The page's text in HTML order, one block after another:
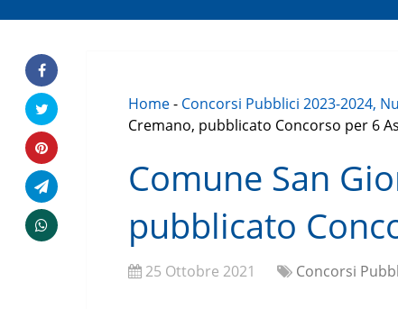
Home- Concorsi Pubblici 2023-2024,
Cremano, pubblicato Concorso per 6
Comune San
pubblicato
25 Ottobre 2021 Concorsi